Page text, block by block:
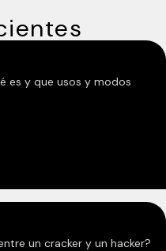
es y que usos y modos
un cracker y un hacker?